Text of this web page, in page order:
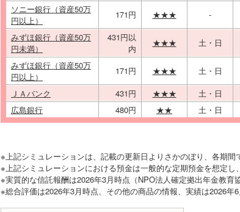
ソニー銀行（資産50万
円以上）
171円 ★★★ -
みずほ銀行（資産50万
円未満）
431円以
内
★★★ 土・日
みずほ銀行（資産50万
円以上）
171円 ★★★ 土・日
ＪＡバンク
431円 ★★★ 土・日
広島銀行
480円 ★★ 土・日
※上記シミュレーションは、記載の更新日よりさかのぼり、各期間
※上記シミュレーションにおける預金は一般的な定期預金を想定
※実質的な信託報酬は2026年3月時点（NPO法人確定拠出年金教育
※総合評価は2026年3月時点、その他の商品の情報、実績は2026